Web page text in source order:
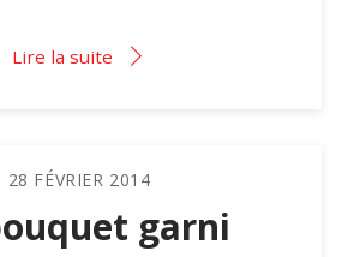
Lire la suite
28 FÉVRIER 2014
garni